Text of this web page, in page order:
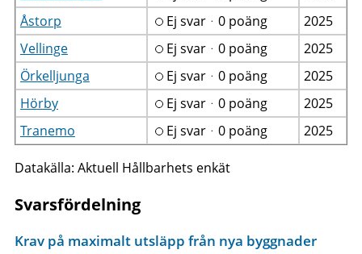
Åstorp
Ej svarᆞ0 poäng
2025
Vellinge
Ej svarᆞ0 poäng
2025
Örkelljunga
Ej svarᆞ0 poäng
2025
Hörby
Ej svarᆞ0 poäng
2025
Tranemo
Ej svarᆞ0 poäng 2025
Datakälla: Aktuell Hållbarhets enkät
Svarsfördelning
Krav på maximalt utsläpp från nya byggnader